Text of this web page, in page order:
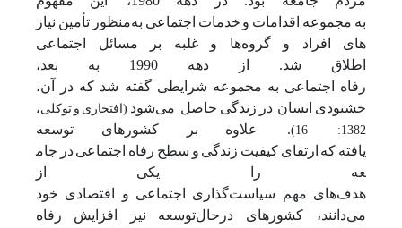
به مجموعه اقدامات و خدمات اجتماعی به‌منظور تأمین نیاز
های
افراد و گروه‌ها و غلبه بر مسائل
اجتماعی
اطلاق
شد. از دهه 1990 به
بعد،
رفاه
اجتماعی به مجموعه شرایطی گفته شد که در
آن،
خشنودی انسان در زندگی حاصل می‌شود (افتخاری و توکلی،
1382: 16)
. علاوه بر کشورهای
توسعه
یافته که ارتقای کیفیت زندگی و سطح رفاه اجتماعیدر جام
عه
را یکی
از
هدف‌های مهم سیاست‌گذاری اجتماعی و اقتصادی خود
می‌دانند، کشورهای
درحال‌توسعه نیز افزایش
رفاه